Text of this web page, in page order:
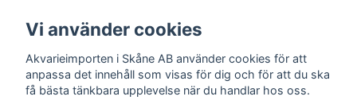
28234 Tyringe
Org.nr: 559093-8832
Vi använder cookies
Akvarieimporten i Skåne AB använder cookies för att
anpassa det innehåll som visas för dig och för att du ska
få bästa tänkbara upplevelse när du handlar hos oss.